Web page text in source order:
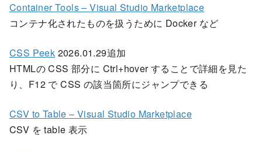
Container Tools – Visual Studio Marketplace
コンテナ化されたものを扱うために Docker など
CSS Peek 2026.01.29追加
HTMLの CSS 部分に Ctrl+hover することで詳細を見た
り、F12 で CSS の該当箇所にジャンプできる
CSV to Table – Visual Studio Marketplace
CSV を table 表示